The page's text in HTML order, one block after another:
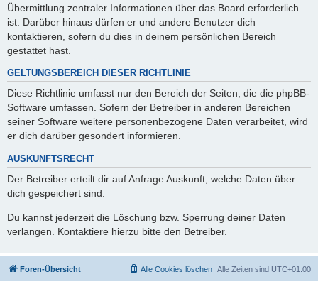
Übermittlung zentraler Informationen über das Board erforderlich
ist. Darüber hinaus dürfen er und andere Benutzer dich
kontaktieren, sofern du dies in deinem persönlichen Bereich
gestattet hast.
GELTUNGSBEREICH DIESER RICHTLINIE
Diese Richtlinie umfasst nur den Bereich der Seiten, die die phpBB-
Software umfassen. Sofern der Betreiber in anderen Bereichen
seiner Software weitere personenbezogene Daten verarbeitet, wird
er dich darüber gesondert informieren.
AUSKUNFTSRECHT
Der Betreiber erteilt dir auf Anfrage Auskunft, welche Daten über
dich gespeichert sind.
Du kannst jederzeit die Löschung bzw. Sperrung deiner Daten
verlangen. Kontaktiere hierzu bitte den Betreiber.
Foren-Übersicht Alle Zeiten sind UTC+01:00
Alle Cookies löschen